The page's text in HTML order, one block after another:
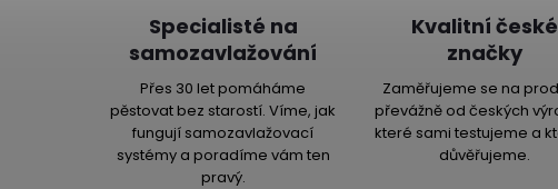
Specialisté na
samozavlažování
Přes 30 let pomáháme
pěstovat bez starostí. Víme, jak
fungují samozavlažovací
systémy a poradíme vám ten
pravý.
Kvalitní české
značky
Zaměřujeme se na
převážně od českých
které sami testujeme a
důvěřujeme.